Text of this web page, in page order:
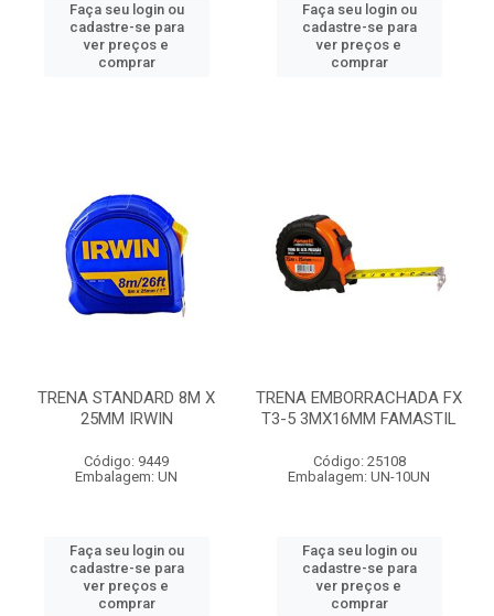
Faça seu login ou
cadastre-se para
ver preços e
comprar
Faça seu login ou
cadastre-se para
ver preços e
comprar
TRENA STANDARD 8M X
25MM IRWIN
Código: 9449
Embalagem: UN
Faça seu login ou
cadastre-se para
ver preços e
comprar
TRENA EMBORRACHADA FX
T3-5 3MX16MM FAMASTIL
Código: 25108
Embalagem: UN-10UN
Faça seu login ou
cadastre-se para
ver preços e
comprar